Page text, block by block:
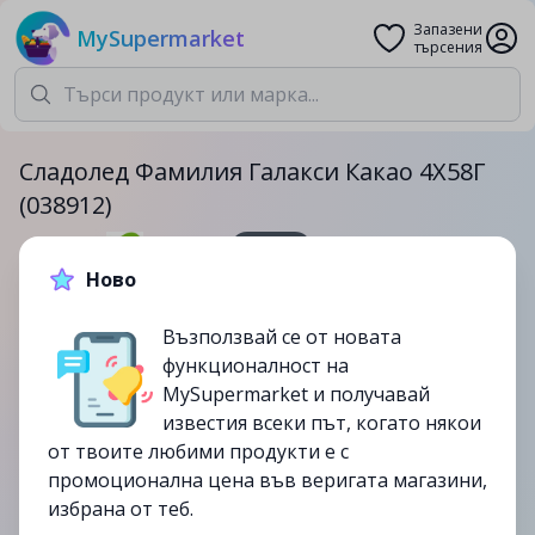
MySupermarket
Запазени
търсения
Сладолед Фамилия Галакси Какао 4Х58Г
(038912)
5.99лв.7.99лв.
-25%
изтекла
Ново
Възползвай се от новата
функционалност на
MySupermarket и получавай
известия всеки път, когато някои
от твоите любими продукти е с
промоционална цена във веригата магазини,
избрана от теб.